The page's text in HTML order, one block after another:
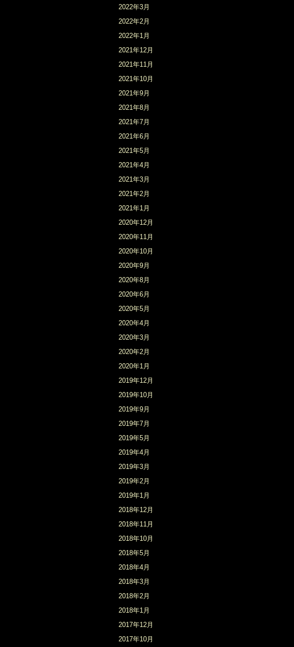
2022年3月
2022年2月
2022年1月
2021年12月
2021年11月
2021年10月
2021年9月
2021年8月
2021年7月
2021年6月
2021年5月
2021年4月
2021年3月
2021年2月
2021年1月
2020年12月
2020年11月
2020年10月
2020年9月
2020年8月
2020年6月
2020年5月
2020年4月
2020年3月
2020年2月
2020年1月
2019年12月
2019年10月
2019年9月
2019年7月
2019年5月
2019年4月
2019年3月
2019年2月
2019年1月
2018年12月
2018年11月
2018年10月
2018年5月
2018年4月
2018年3月
2018年2月
2018年1月
2017年12月
2017年10月